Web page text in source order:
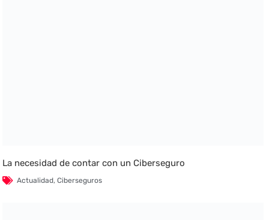
La necesidad de contar con un Ciberseguro
Actualidad,Ciberseguros